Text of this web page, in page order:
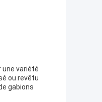
une variété
ou revêtu
gabions